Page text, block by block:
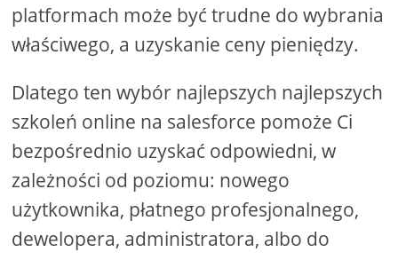
platformach może być trudne do wybrania
właściwego, a uzyskanie ceny pieniędzy.
Dlatego ten wybór najlepszych najlepszych
szkoleń online na salesforce pomoże Ci
bezpośrednio uzyskać odpowiedni, w
zależności od poziomu: nowego
użytkownika, płatnego profesjonalnego,
dewelopera, administratora, albo do